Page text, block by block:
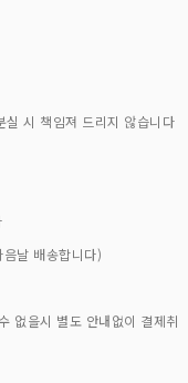
실 시 책임져 드리지 않습니다
날 배송합니다)
없을시 별도 안내없이 결제취